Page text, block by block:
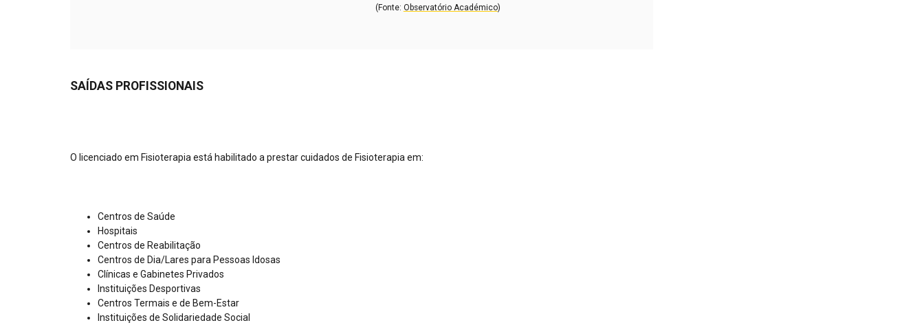
(Fonte: Observatório Académico)
SAÍDAS PROFISSIONAIS
O licenciado em Fisioterapia está habilitado a prestar cuidados de Fisioterapia em:
Centros de Saúde
Hospitais
Centros de Reabilitação
Centros de Dia/Lares para Pessoas Idosas
Clínicas e Gabinetes Privados
Instituições Desportivas
Centros Termais e de Bem-Estar
Instituições de Solidariedade Social